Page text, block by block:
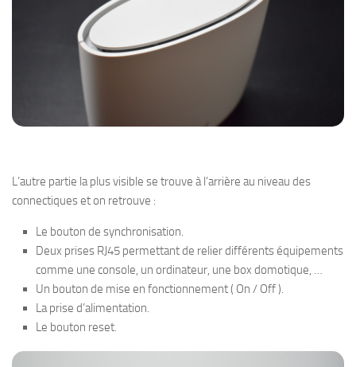
L’autre partie la plus visible se trouve à l’arrière au niveau des
connectiques et on retrouve :
Le bouton de synchronisation.
Deux prises RJ45 permettant de relier différents équipements
comme une console, un ordinateur, une box domotique, …
Un bouton de mise en fonctionnement ( On / Off ).
La prise d’alimentation.
Le bouton reset.